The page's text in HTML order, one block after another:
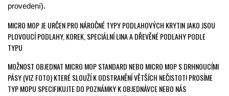
provedení).
MICRO MOP JE URČEN PRO NÁROČNÉ TYPY PODLAHOVÝCH KRYTIN JAKO JSOU
PLOVOUCÍ PODLAHY, KOREK, SPECIÁLNÍ LINA A DŘEVĚNÉ PODLAHY PODLE
TYPU
MOŽNOST OBJEDNAT MICRO MOP STANDARD NEBO MICRO MOP S DRHNOUCÍMI
PÁSY (VIZ FOTO) KTERÉ SLOUŽÍ K ODSTRANĚNÍ VĚTŠÍCH NEČISTOT! PROSÍME
TYP MOPU SPECIFIKUJTE DO POZNÁMKY K OBJEDNÁVCE NEBO NÁS